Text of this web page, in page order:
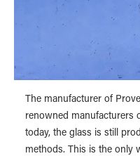
The manufacturer of
renowned manufacturers
today, the glass is still
methods. This is the only